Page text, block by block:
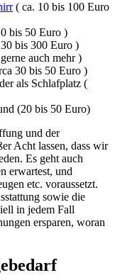
( ca. 10 bis 100 Euro
bis 50 Euro )
bis 300 Euro )
auch mehr )
30 bis 50 Euro )
als Schlafplatz (
(20 bis 50 Euro)
und der
Acht lassen, dass wir
Es geht auch
erwartest, und
etc. voraussetzt.
sowie die
in jedem Fall
ersparen, woran